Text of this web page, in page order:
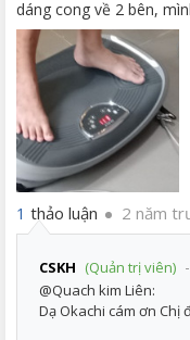
dáng cong về 2 bên,
1 thảo luận 2 năm
CSKH (Quản trị viên)
@Quach kim Liên:
Dạ Okachi cám ơn Chị